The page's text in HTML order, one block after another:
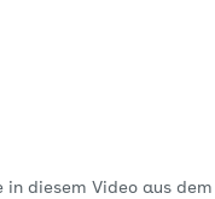
diesem Video aus dem